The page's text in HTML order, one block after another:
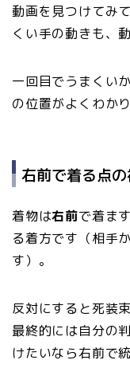
動画を見つけてみ
くい手の動きも、
一回目でうまくい
の位置がよくわか
右前で着る点
着物は右前で着ま
る着方です（相手
す）。
反対にすると死装
最終的には自分の
けたいなら右前で